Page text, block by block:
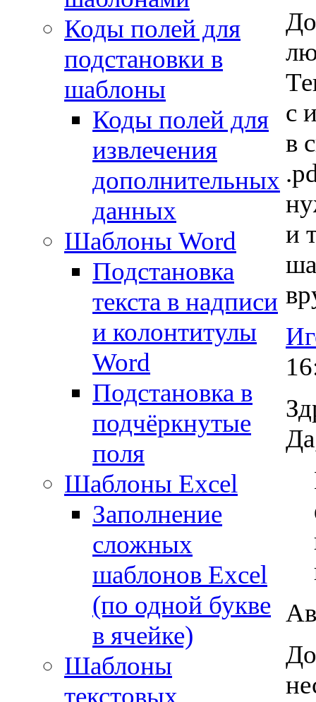
Коды полей для
подстановки в
шаблоны
Коды полей для
извлечения
дополнительных
данных
Шаблоны Word
Подстановка
текста в надписи
и колонтитулы
Word
Подстановка в
подчёркнутые
поля
Шаблоны Excel
Заполнение
сложных
шаблонов Excel
(по одной букве
в ячейке)
Шаблоны
текстовых
с
в
и